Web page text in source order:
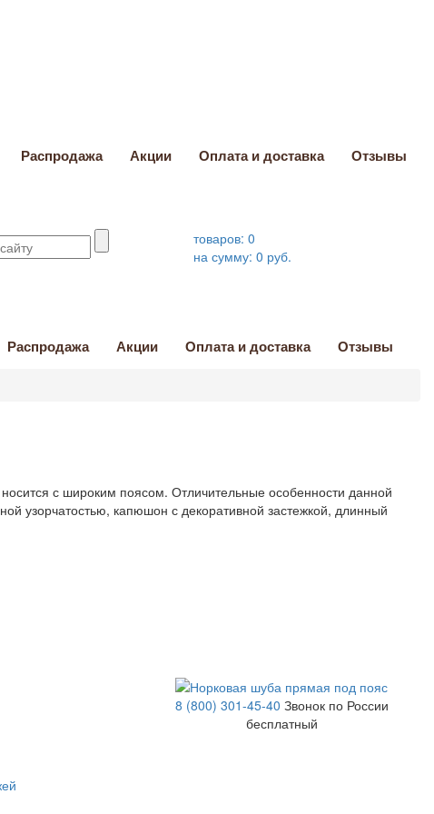
Распродажа Акции Оплата и доставка Отзывы
товаров: 0
на сумму: 0 руб.
Распродажа Акции Оплата и доставка Отзывы
с широким поясом. Отличительные особенности данной
узорчатостью, капюшон с декоративной застежкой, длинный
8 (800) 301-45-40 Звонок по России
бесплатный